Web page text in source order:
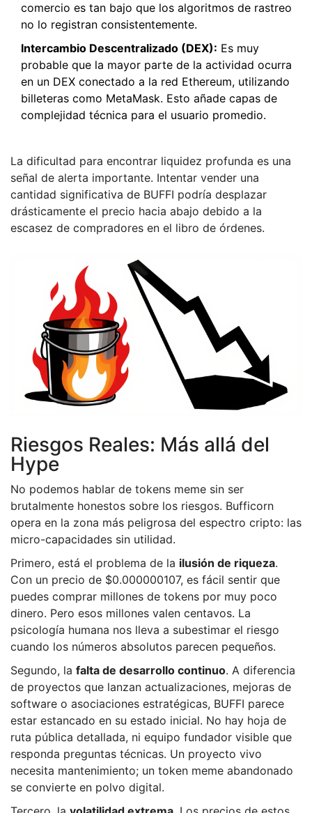
comercio es tan bajo que los algoritmos de rastreo
no lo registran consistentemente.
Intercambio Descentralizado (DEX): Es muy
probable que la mayor parte de la actividad ocurra
en un DEX conectado a la red Ethereum, utilizando
billeteras como MetaMask. Esto añade capas de
complejidad técnica para el usuario promedio.
La dificultad para encontrar liquidez profunda es una
señal de alerta importante. Intentar vender una
cantidad significativa de BUFFI podría desplazar
drásticamente el precio hacia abajo debido a la
escasez de compradores en el libro de órdenes.
Riesgos Reales: Más allá del
Hype
No podemos hablar de tokens meme sin ser
brutalmente honestos sobre los riesgos. Bufficorn
opera en la zona más peligrosa del espectro cripto: las
micro-capacidades sin utilidad.
Primero, está el problema de la ilusión de riqueza.
Con un precio de $0.000000107, es fácil sentir que
puedes comprar millones de tokens por muy poco
dinero. Pero esos millones valen centavos. La
psicología humana nos lleva a subestimar el riesgo
cuando los números absolutos parecen pequeños.
Segundo, la falta de desarrollo continuo. A diferencia
de proyectos que lanzan actualizaciones, mejoras de
software o asociaciones estratégicas, BUFFI parece
estar estancado en su estado inicial. No hay hoja de
ruta pública detallada, ni equipo fundador visible que
responda preguntas técnicas. Un proyecto vivo
necesita mantenimiento; un token meme abandonado
se convierte en polvo digital.